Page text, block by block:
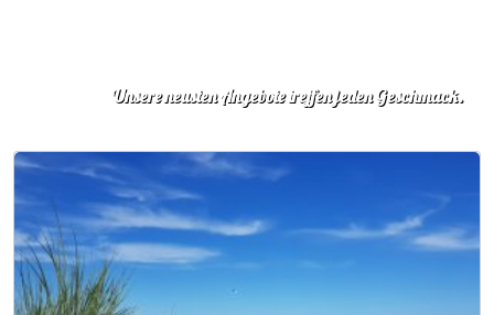
Unsere neusten Angebote treffen jeden Geschmack.